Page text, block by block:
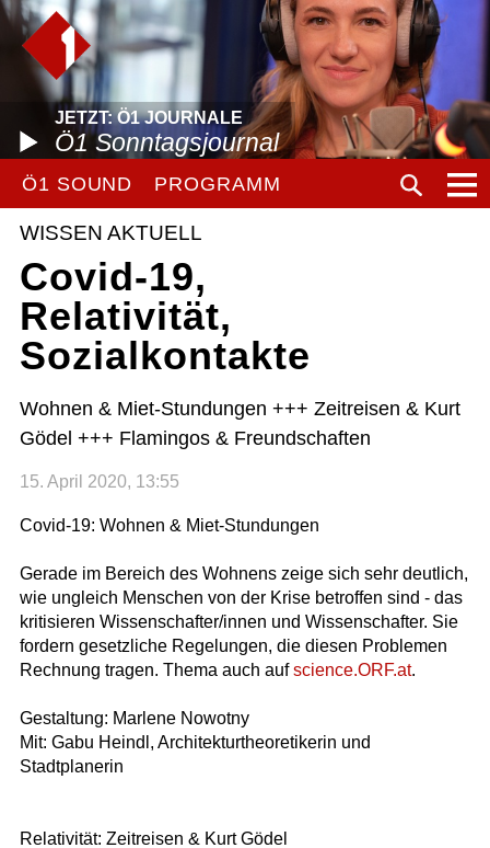
JETZT: Ö1 JOURNALE
Ö1 Sonntagsjournal
Ö1 SOUND PROGRAMM
WISSEN AKTUELL
Covid-19,
Relativität,
Sozialkontakte
Wohnen & Miet-Stundungen +++ Zeitreisen & Kurt
Gödel +++ Flamingos & Freundschaften
15. April 2020, 13:55
Covid-19: Wohnen & Miet-Stundungen
Gerade im Bereich des Wohnens zeige sich sehr deutlich,
wie ungleich Menschen von der Krise betroffen sind - das
kritisieren Wissenschafter/innen und Wissenschafter. Sie
fordern gesetzliche Regelungen, die diesen Problemen
Rechnung tragen. Thema auch aufscience.ORF.at.
Gestaltung: Marlene Nowotny
Mit: Gabu Heindl, Architekturtheoretikerin und
Stadtplanerin
Relativität: Zeitreisen & Kurt Gödel